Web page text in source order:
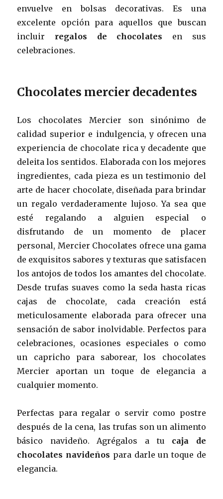
envuelve en bolsas decorativas. Es una
excelente opción para aquellos que buscan
incluir regalos de chocolates en sus
celebraciones.
Chocolates mercier decadentes
Los chocolates Mercier son sinónimo de
calidad superior e indulgencia, y ofrecen una
experiencia de chocolate rica y decadente que
deleita los sentidos. Elaborada con los mejores
ingredientes, cada pieza es un testimonio del
arte de hacer chocolate, diseñada para brindar
un regalo verdaderamente lujoso. Ya sea que
esté regalando a alguien especial o
disfrutando de un momento de placer
personal, Mercier Chocolates ofrece una gama
de exquisitos sabores y texturas que satisfacen
los antojos de todos los amantes del chocolate.
Desde trufas suaves como la seda hasta ricas
cajas de chocolate, cada creación está
meticulosamente elaborada para ofrecer una
sensación de sabor inolvidable. Perfectos para
celebraciones, ocasiones especiales o como
un capricho para saborear, los chocolates
Mercier aportan un toque de elegancia a
cualquier momento.
Perfectas para regalar o servir como postre
después de la cena, las trufas son un alimento
básico navideño. Agrégalos a tu caja de
chocolates navideños para darle un toque de
elegancia.